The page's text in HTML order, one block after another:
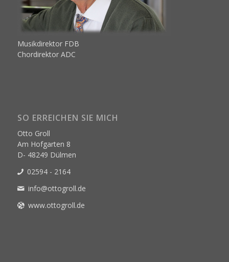
Musikdirektor FDB
Chordirektor ADC
SO ERREICHEN SIE MICH
Otto Groll
Am Hofgarten 8
D- 48249 Dülmen
02594 - 2164
info@ottogroll.de
www.ottogroll.de